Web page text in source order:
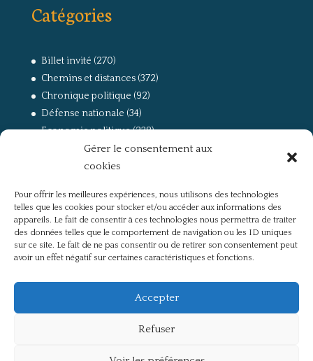
Gérer le consentement aux
cookies
Pour offrir les meilleures expériences, nous utilisons des technologies
telles que les cookies pour stocker et/ou accéder aux informations des
appareils. Le fait de consentir à ces technologies nous permettra de traiter
des données telles que le comportement de navigation ou les ID uniques
sur ce site. Le fait de ne pas consentir ou de retirer son consentement peut
avoir un effet négatif sur certaines caractéristiques et fonctions.
Accepter
Refuser
Catégories
Billet invité (270)
Chemins et distances(372)
Chronique politique (92)
Défense nationale (34)
Economie politique(238)
(168)
La guerre, la Résistance et la Déportation
Non classé(42)
Partis politiques, intelligentsia, médias(750)
Présentation(4)
Références(57)